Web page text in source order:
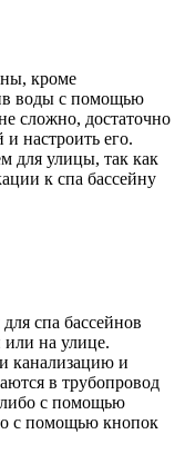
кроме
воды с помощью
сложно, достаточно
настроить его.
для улицы, так как
к спа бассейну
спа бассейнов
на улице.
канализацию и
в трубопровод
либо с помощью
с помощью кнопок